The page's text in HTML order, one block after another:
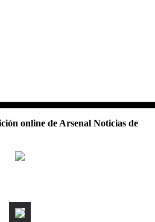
online de Arsenal Noticias de